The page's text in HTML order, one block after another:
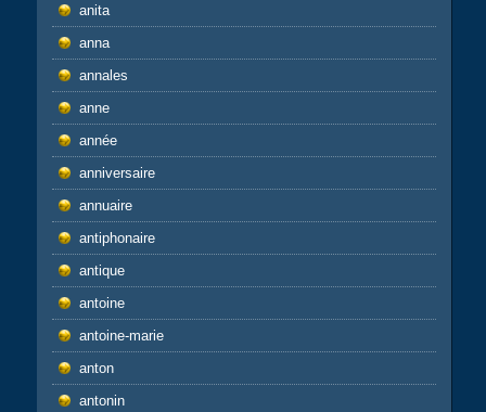
anita
anna
annales
anne
année
anniversaire
annuaire
antiphonaire
antique
antoine
antoine-marie
anton
antonin